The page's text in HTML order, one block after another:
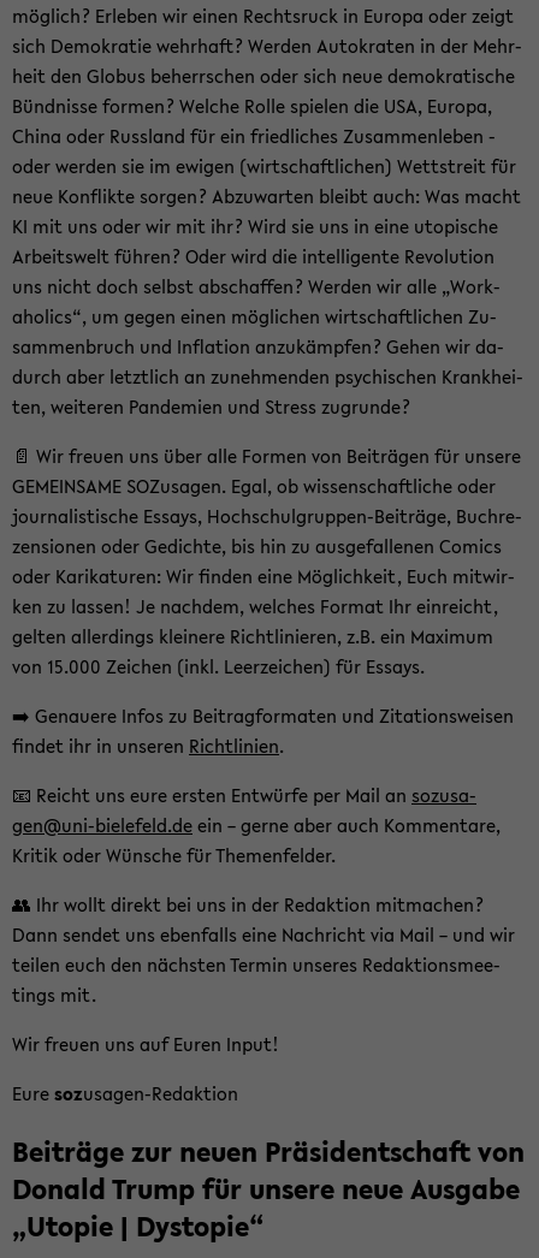
mög­lich? Er­le­ben wir einen Rechts­ruck in Eu­ro­pa oder zeigt
sich De­mo­kra­tie wehr­haft? Wer­den Au­to­kra­ten in der Mehr­
heit den Glo­bus be­herr­schen oder sich neue de­mo­kra­ti­sche
Bünd­nis­se for­men? Wel­che Rolle spie­len die USA, Eu­ro­pa,
China oder Russ­land für ein fried­li­ches Zu­sam­men­le­ben -
oder wer­den sie im ewi­gen (wirt­schaft­li­chen) Wett­streit für
neue Kon­flik­te sor­gen? Ab­zu­war­ten bleibt auch: Was macht
KI mit uns oder wir mit ihr? Wird sie uns in eine uto­pi­sche
Ar­beits­welt füh­ren? Oder wird die in­tel­li­gen­te Re­vo­lu­ti­on
uns nicht doch selbst ab­schaf­fen? Wer­den wir alle „Work­
aho­lics“, um gegen einen mög­li­chen wirt­schaft­li­chen Zu­
sam­men­bruch und In­fla­ti­on an­zu­kämp­fen? Gehen wir da­
durch aber letzt­lich an zu­neh­men­den psy­chi­schen Krank­hei­
ten, wei­te­ren Pan­de­mien und Stress zu­grun­de?
📄 Wir freu­en uns über alle For­men von Bei­trä­gen für un­se­re
GE­MEIN­SA­ME SO­Zu­sa­gen. Egal, ob wis­sen­schaft­li­che oder
jour­na­lis­ti­sche Es­says, Hochschulgruppen-​Beiträge, Buch­re­
zen­sio­nen oder Ge­dich­te, bis hin zu aus­ge­fal­le­nen Co­mics
oder Ka­ri­ka­tu­ren: Wir fin­den eine Mög­lich­keit, Euch mit­wir­
ken zu las­sen! Je nach­dem, wel­ches For­mat Ihr ein­reicht,
gel­ten al­ler­dings klei­ne­re Richt­li­nie­ren, z.B. ein Ma­xi­mum
von 15.000 Zei­chen (inkl. Leer­zei­chen) für Es­says.
➡️ Ge­naue­re Infos zu Bei­trag­for­ma­ten und Zi­ta­ti­ons­wei­sen
fin­det ihr in un­se­ren Richt­li­ni­en.
📧 Reicht uns eure ers­ten Ent­wür­fe per Mail an so­zu­sa­
gen@uni-​bielefeld.deein – gerne aber auch Kom­men­ta­re,
Kri­tik oder Wün­sche für The­men­fel­der.
👥 Ihr wollt di­rekt bei uns in der Re­dak­ti­on mit­ma­chen?
Dann sen­det uns eben­falls eine Nach­richt via Mail – und wir
tei­len euch den nächs­ten Ter­min un­se­res Re­dak­ti­ons­mee­
tings mit.
Wir freu­en uns auf Euren Input!
Euresozusagen-​Redaktion
Bei­trä­ge zur neuen Prä­si­dent­schaft von
Do­nald Trump für un­se­re neue Aus­ga­be
„Uto­pie | Dys­to­pie“